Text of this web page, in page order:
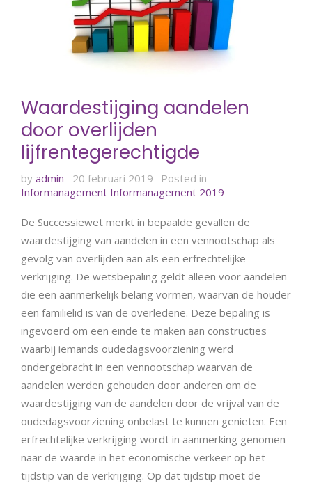
Waardestijging aandelen
door overlijden
lijfrentegerechtigde
by admin 20 februari 2019
Posted in
Informanagement Informanagement 2019
De Successiewet merkt in bepaalde gevallen de
waardestijging van aandelen in een vennootschap als
gevolg van overlijden aan als een erfrechtelijke
verkrijging. De wetsbepaling geldt alleen voor aandelen
die een aanmerkelijk belang vormen, waarvan de houder
een familielid is van de overledene. Deze bepaling is
ingevoerd om een einde te maken aan constructies
waarbij iemands oudedagsvoorziening werd
ondergebracht in een vennootschap waarvan de
aandelen werden gehouden door anderen om de
waardestijging van de aandelen door de vrijval van de
oudedagsvoorziening onbelast te kunnen genieten. Een
erfrechtelijke verkrijging wordt in aanmerking genomen
naar de waarde in het economische verkeer op het
tijdstip van de verkrijging. Op dat tijdstip moet de